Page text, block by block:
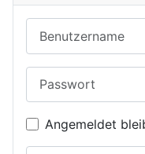
Angemeldet